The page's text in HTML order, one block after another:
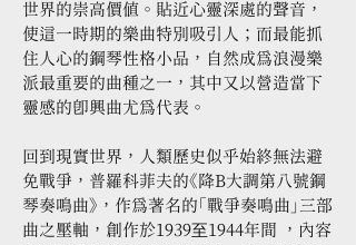
世界的崇高價值。貼近心靈深處的聲音，
使這一時期的樂曲特別吸引人；而最能抓
住人心的鋼琴性格小品，自然成為浪漫樂
派最重要的曲種之一，其中又以營造當下
靈感的即興曲尤為代表。
回到現實世界，人類歷史似乎始終無法避
免戰爭，普羅科菲夫的《降B大調第八號鋼
琴奏鳴曲》，作為著名的「戰爭奏鳴曲」三部
曲之壓軸，創作於1939⾄1944年間 ，內容